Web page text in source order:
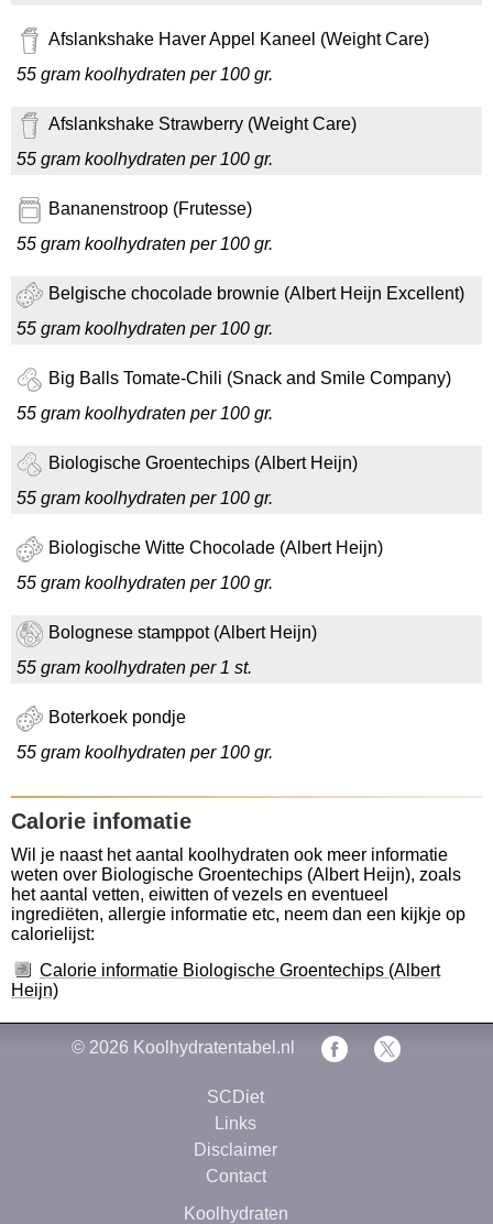
Afslankshake Haver Appel Kaneel (Weight Care)
55 gram koolhydraten per 100 gr.
Afslankshake Strawberry (Weight Care)
55 gram koolhydraten per 100 gr.
Bananenstroop (Frutesse)
55 gram koolhydraten per 100 gr.
Belgische chocolade brownie (Albert Heijn Excellent)
55 gram koolhydraten per 100 gr.
Big Balls Tomate-Chili (Snack and Smile Company)
55 gram koolhydraten per 100 gr.
Biologische Groentechips (Albert Heijn)
55 gram koolhydraten per 100 gr.
Biologische Witte Chocolade (Albert Heijn)
55 gram koolhydraten per 100 gr.
Bolognese stamppot (Albert Heijn)
55 gram koolhydraten per 1 st.
Boterkoek pondje
55 gram koolhydraten per 100 gr.
Calorie infomatie
Wil je naast het aantal koolhydraten ook meer informatie
weten over Biologische Groentechips (Albert Heijn), zoals
het aantal vetten, eiwitten of vezels en eventueel
ingrediëten, allergie informatie etc, neem dan een kijkje op
calorielijst:
Calorie informatie Biologische Groentechips (Albert
Heijn)
© 2026 Koolhydratentabel.nl
SCDiet
Links
Disclaimer
Contact
Koolhydraten